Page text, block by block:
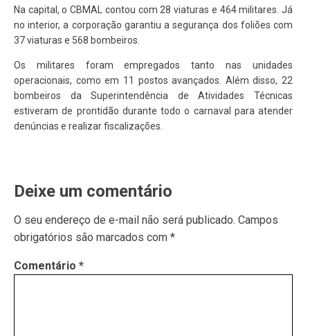
Na capital, o CBMAL contou com 28 viaturas e 464 militares. Já
no interior, a corporação garantiu a segurança dos foliões com
37 viaturas e 568 bombeiros.
Os militares foram empregados tanto nas unidades
operacionais, como em 11 postos avançados. Além disso, 22
bombeiros da Superintendência de Atividades Técnicas
estiveram de prontidão durante todo o carnaval para atender
denúncias e realizar fiscalizações.
Deixe um comentário
O seu endereço de e-mail não será publicado. Campos
obrigatórios são marcados com *
Comentário *